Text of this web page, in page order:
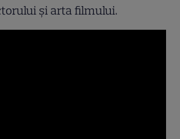
și arta filmului.